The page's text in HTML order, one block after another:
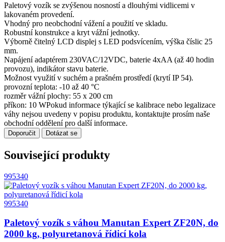
Paletový vozík se zvýšenou nosností a dlouhými vidlicemi v
lakovaném provedení.
Vhodný pro neobchodní vážení a použití ve skladu.
Robustní konstrukce a kryt vážní jednotky.
Výborně čitelný LCD displej s LED podsvícením, výška číslic 25
mm.
Napájení adaptérem 230VAC/12VDC, baterie 4xAA (až 40 hodin
provozu), indikátor stavu baterie.
Možnost využití v suchém a prašném prostředí (krytí IP 54).
provozní teplota: -10 až 40 °C
rozměr vážní plochy: 55 x 200 cm
příkon: 10 WPokud informace týkající se kalibrace nebo legalizace
váhy nejsou uvedeny v popisu produktu, kontaktujte prosím naše
obchodní oddělení pro další informace.
Doporučit Dotázat se
Související produkty
995340
995340
Paletový vozík s váhou Manutan Expert ZF20N, do
2000 kg, polyuretanová řídicí kola